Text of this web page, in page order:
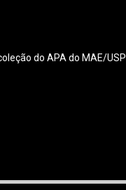
do APA do MAE/USP